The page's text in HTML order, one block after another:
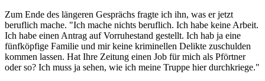
Zum Ende des längeren Gesprächs fragte ich ihn, was er jetzt
beruflich mache. "Ich mache nichts beruflich. Ich habe keine Arbeit.
Ich habe einen Antrag auf Vorruhestand gestellt. Ich hab ja eine
fünfköpfige Familie und mir keine kriminellen Delikte zuschulden
kommen lassen. Hat Ihre Zeitung einen Job für mich als Pförtner
oder so? Ich muss ja sehen, wie ich meine Truppe hier durchkriege."